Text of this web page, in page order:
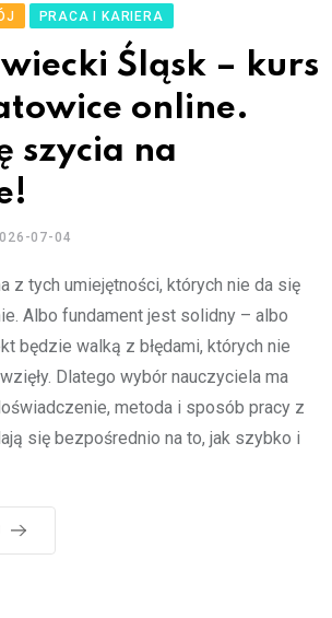
PRACA I KARIERA
Śląsk – kurs
online.
szycia na
07-04
z tych umiejętności, których nie da się
Albo fundament jest solidny – albo
będzie walką z błędami, których nie
Dlatego wybór nauczyciela ma
metoda i sposób pracy z
się bezpośrednio na to, jak szybko i